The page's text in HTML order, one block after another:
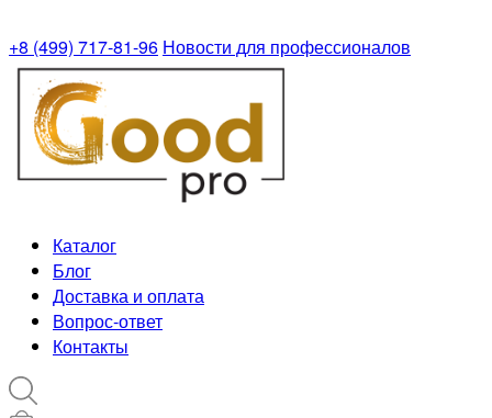
+8 (499) 717-81-96 Новости для профессионалов
Каталог
Блог
Доставка и оплата
Вопрос-ответ
Контакты